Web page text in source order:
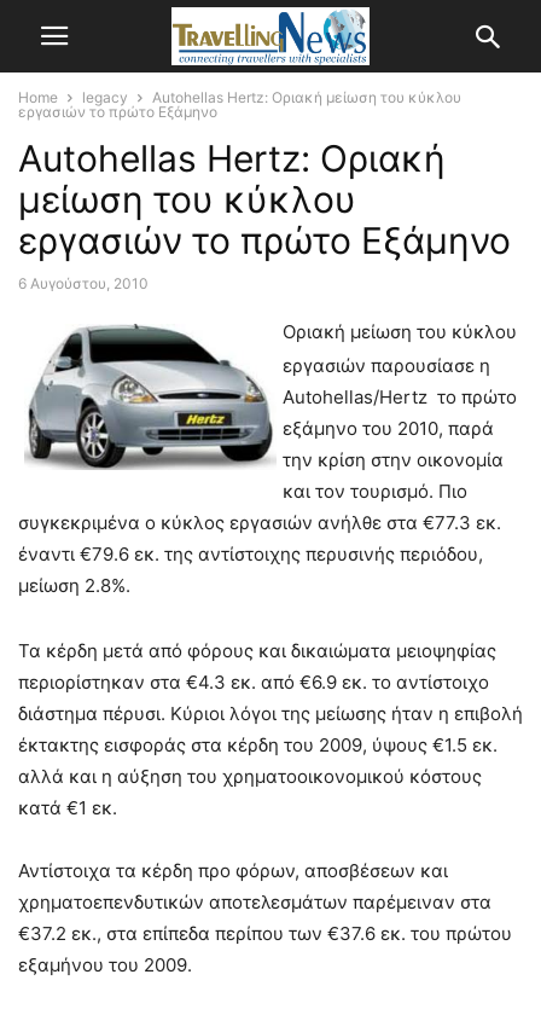
Home legacy
Autohellas Hertz: Οριακή μείωση του κύκλου
εργασιών το πρώτο Εξάμηνο
Autohellas Hertz: Οριακή
μείωση του κύκλου
εργασιών το πρώτο Εξάμηνο
6 Αυγούστου, 2010
Οριακή μείωση του κύκλου
εργασιών παρουσίασε η
Autohellas/Hertz το πρώτο
εξάμηνο του 2010, παρά
την κρίση στην οικονομία
και τον τουρισμό. Πιο
συγκεκριμένα ο κύκλος εργασιών ανήλθε στα €77.3 εκ.
έναντι €79.6 εκ. της αντίστοιχης περυσινής περιόδου,
μείωση 2.8%.
Τα κέρδη μετά από φόρους και δικαιώματα μειοψηφίας
περιορίστηκαν στα €4.3 εκ. από €6.9 εκ. το αντίστοιχο
διάστημα πέρυσι. Κύριοι λόγοι της μείωσης ήταν η επιβολή
έκτακτης εισφοράς στα κέρδη του 2009, ύψους €1.5 εκ.
αλλά και η αύξηση του χρηματοοικονομικού κόστους
κατά €1 εκ.
Αντίστοιχα τα κέρδη προ φόρων, αποσβέσεων και
χρηματοεπενδυτικών αποτελεσμάτων παρέμειναν στα
€37.2 εκ., στα επίπεδα περίπου των €37.6 εκ. του πρώτου
εξαμήνου του 2009.